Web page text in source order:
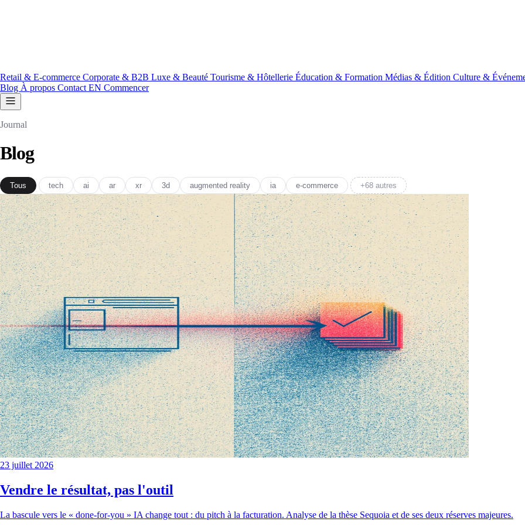
Retail & E-commerce Corporate & B2B Luxe & Beauté Tourisme & Hôtellerie Éducation & Formation Médias & Édition Culture &
Blog À propos Contact EN Commencer
Journal
Blog
Tous tech ai ar xr 3d augmented reality ia e-commerce +68 autres
23 juillet 2026
Vendre le résultat, pas l'outil
La bascule vers le « done-for-you » IA change tout : du pitch à la facturation. Analyse de la thèse Sequoia et de ses deux réserves majeures.